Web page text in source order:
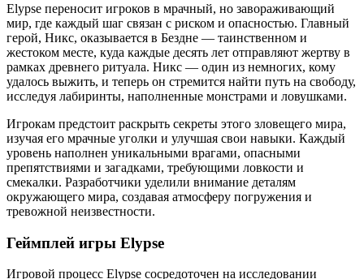
Elypse переносит игроков в мрачный, но завораживающий
мир, где каждый шаг связан с риском и опасностью. Главный
герой, Никс, оказывается в Бездне — таинственном и
жестоком месте, куда каждые десять лет отправляют жертву в
рамках древнего ритуала. Никс — один из немногих, кому
удалось выжить, и теперь он стремится найти путь на свободу,
исследуя лабиринты, наполненные монстрами и ловушками.
Игрокам предстоит раскрыть секреты этого зловещего мира,
изучая его мрачные уголки и улучшая свои навыки. Каждый
уровень наполнен уникальными врагами, опасными
препятствиями и загадками, требующими ловкости и
смекалки. Разработчики уделили внимание деталям
окружающего мира, создавая атмосферу погружения и
тревожной неизвестности.
Геймплей игры Elypse
Игровой процесс Elypse сосредоточен на исследовании